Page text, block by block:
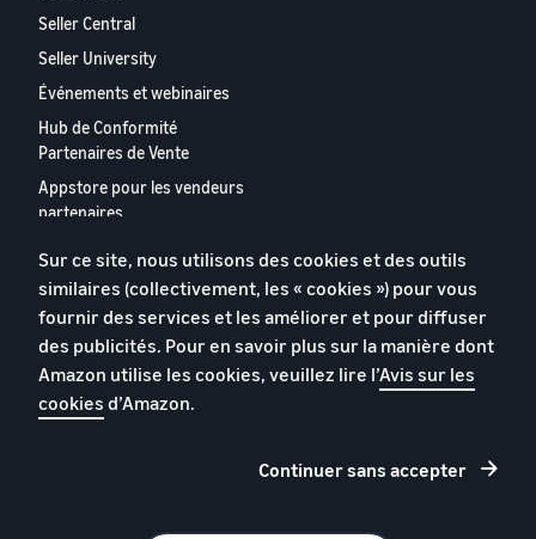
Seller Central
Seller University
Événements et webinaires
Hub de Conformité
Partenaires de Vente
Appstore pour les vendeurs
partenaires
vendeurs partenaires
européens
Politique de confidentialité
Conditions générales
Sur ce site, nous utilisons des cookies et des outils
similaires (collectivement, les « cookies ») pour vous
fournir des services et les améliorer et pour diffuser
des publicités. Pour en savoir plus sur la manière dont
Amazon utilise les cookies, veuillez lire l’Avis sur les
cookies d’Amazon.
Continuer sans accepter